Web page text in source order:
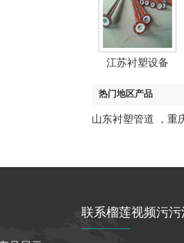
江苏衬塑设备
热门地区产品
山东衬塑管道 ， 重
联系榴莲视频污污